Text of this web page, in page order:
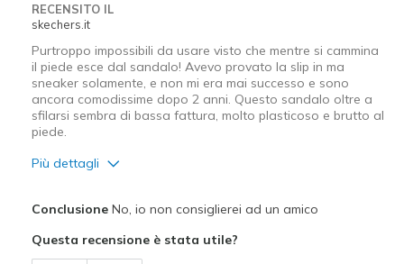
RECENSITO IL
skechers.it
Purtroppo impossibili da usare visto che mentre si cammina
il piede esce dal sandalo! Avevo provato la slip in ma
sneaker solamente, e non mi era mai successo e sono
ancora comodissime dopo 2 anni. Questo sandalo oltre a
sfilarsi sembra di bassa fattura, molto plasticoso e brutto al
piede.
Più dettagli
ConclusioneNo, io non consiglierei ad un amico
Questa recensione è stata utile?